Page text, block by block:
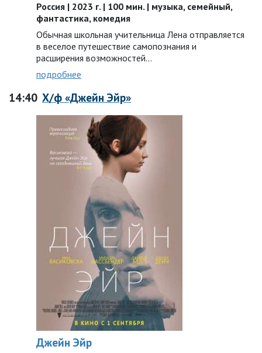
Россия | 2023 г. | 100 мин. | музыка, семейный,
фантастика, комедия
Обычная школьная учительница Лена отправляется
в веселое путешествие самопознания и
расширения возможностей…
подробнее
14:40 Х/ф «Джейн Эйр»
Джейн Эйр